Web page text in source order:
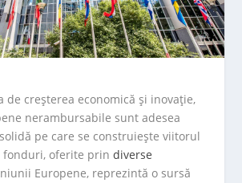
de creșterea economică și inovație,
nerambursabile sunt adesea
pe care se construiește viitorul
fonduri, oferite prindiverse
Europene, reprezintă o sursă